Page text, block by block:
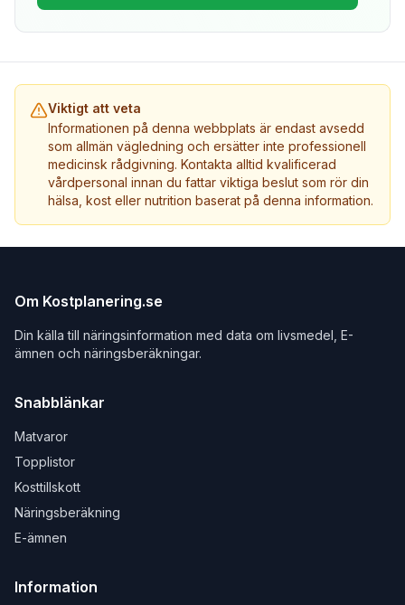
Viktigt att veta
Informationen på denna webbplats är endast avsedd
som allmän vägledning och ersätter inte professionell
medicinsk rådgivning. Kontakta alltid kvalificerad
vårdpersonal innan du fattar viktiga beslut som rör din
hälsa, kost eller nutrition baserat på denna information.
Om Kostplanering.se
Din källa till näringsinformation med data om livsmedel, E-
ämnen och näringsberäkningar.
Snabblänkar
Matvaror
Topplistor
Kosttillskott
Näringsberäkning
E-ämnen
Information